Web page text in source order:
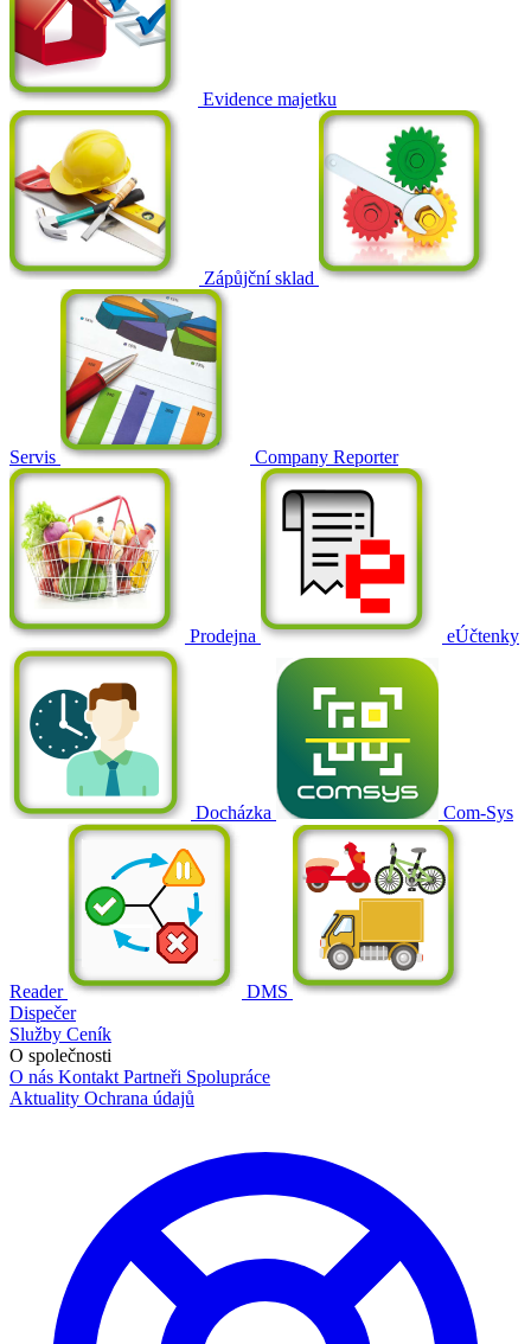
Evidence majetku
Zápůjční sklad
Servis Company Reporter
Prodejna eÚčtenky
Docházka Com-Sys
Reader
DMS
Dispečer
Služby Ceník
O společnosti
O nás Kontakt Partneři Spolupráce
Aktuality Ochrana údajů